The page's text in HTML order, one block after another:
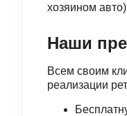
хозяином
Наши
Всем своим
реализации